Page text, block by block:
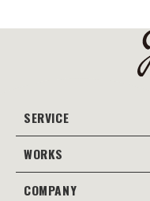
SERVICE
サービス案内
コンサルティング
WORKS
制作事例
COMPANY